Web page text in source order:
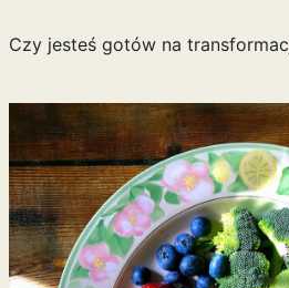
Czy jesteś gotów na